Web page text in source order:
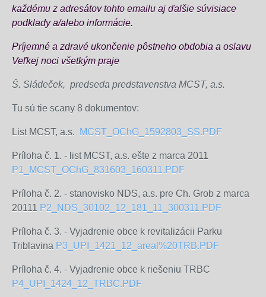
každému z adresátov tohto emailu aj ďalšie súvisiace
podklady a/alebo informácie.
Príjemné a zdravé ukončenie pôstneho obdobia a oslavu
Veľkej noci všetkým praje
Š. Sládeček, predseda predstavenstva MCST, a.s.
Tu sú tie scany 8 dokumentov:
List MCST, a.s. MCST_OChG_1592803_SS.PDF
Príloha č. 1. - list MCST, a.s. ešte z marca 2011
P1_MCST_OChG_831603_160311.PDF
Príloha č. 2. - stanovisko NDS, a.s. pre Ch. Grob z marca
20111 P2_NDS_30102_12_181_11_300311.PDF
Príloha č. 3. - Vyjadrenie obce k revitalizácii Parku
Triblavina P3_UPI_1421_12_areal%20TRB.PDF
Príloha č. 4. - Vyjadrenie obce k riešeniu TRBC
P4_UPI_1424_12_TRBC.PDF